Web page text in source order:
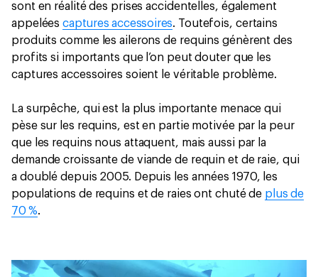
sont en réalité des prises accidentelles, également
appeléescaptures accessoires. Toutefois, certains
produits comme les ailerons de requins génèrent des
profits si importants que l’on peut douter que les
captures accessoires soient le véritable problème.
La surpêche, qui est la plus importante menace qui
pèse sur les requins, est en partie motivée par la peur
que les requins nous attaquent, mais aussi par la
demande croissante de viande de requin et de raie, qui
a doublé depuis 2005. Depuis les années 1970, les
populations de requins et de raies ont chuté de plus de
70 %.